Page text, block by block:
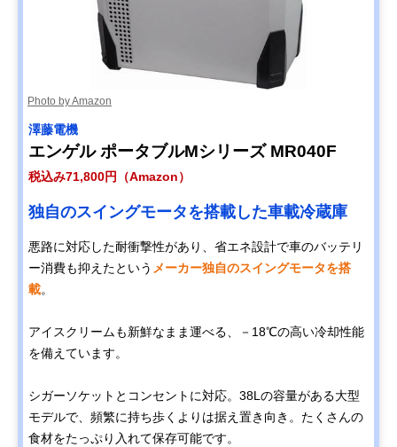
Photo by Amazon
澤藤電機
エンゲル ポータブルMシリーズ MR040F
税込み71,800円（Amazon）
独自のスイングモータを搭載した車載冷蔵庫
悪路に対応した耐衝撃性があり、省エネ設計で車のバッテリ
ー消費も抑えたという メーカー独自のスイングモータを搭
載。
アイスクリームも新鮮なまま運べる、－18℃の高い冷却性能
を備えています。
シガーソケットとコンセントに対応。38Lの容量がある大型
モデルで、頻繁に持ち歩くよりは据え置き向き。たくさんの
食材をたっぷり入れて保存可能です。